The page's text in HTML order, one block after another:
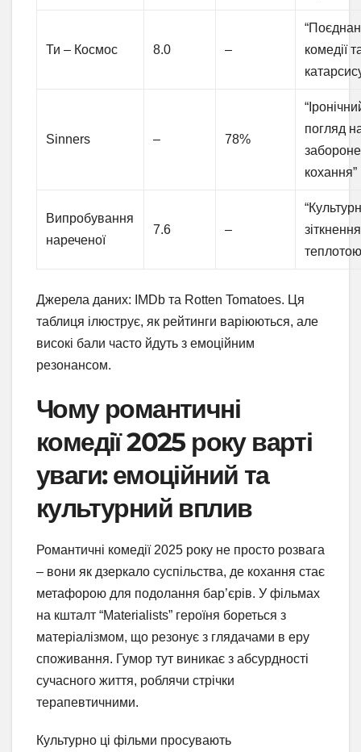
Ти – Космос 8.0 –
комедії
Sinners – 78%
погляд
кохання”
Випробування
нареченої
7.6 –
Джерела даних: IMDb та Rotten Tomatoes. Ця
таблиця ілюструє, як рейтинги варіюються, але
високі бали часто йдуть з емоційним
резонансом.
Чому романтичні
комедії 2025 року варті
уваги: емоційний та
культурний вплив
Романтичні комедії 2025 року не просто розвага
– вони як дзеркало суспільства, де кохання стає
метафорою для подолання бар’єрів. У фільмах
на кшталт “Materialists” героїня бореться з
матеріалізмом, що резонує з глядачами в еру
споживання. Гумор тут виникає з абсурдності
сучасного життя, роблячи стрічки
терапевтичними.
Культурно ці фільми просувають